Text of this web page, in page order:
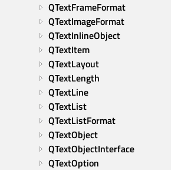
QTextFrameFormat
QTextImageFormat
QTextInlineObject
QTextItem
QTextLayout
QTextLength
QTextLine
QTextList
QTextListFormat
QTextObject
QTextObjectInterface
QTextOption